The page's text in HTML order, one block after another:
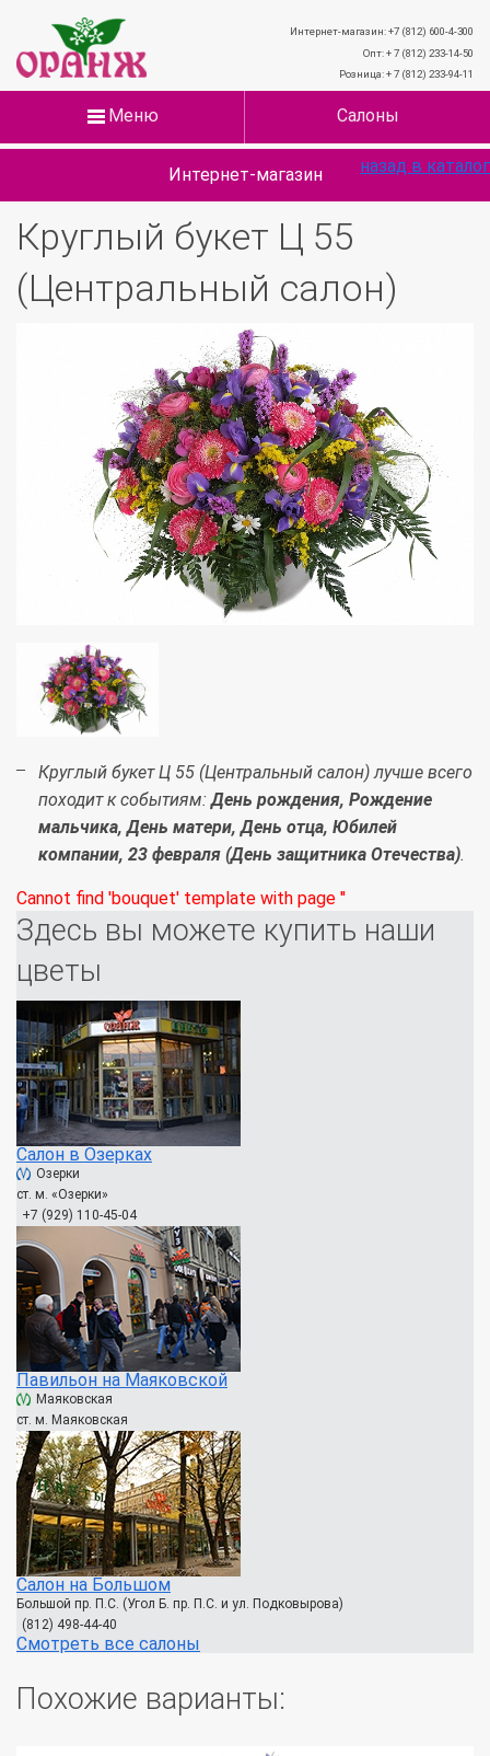
Интернет-магазин: +7 (812) 600-4-300
Опт: + 7 (812) 233-14-50
Розница: + 7 (812) 233-94-11
Меню Салоны
Интернет-магазин
Круглый букет Ц 55
(Центральный салон)
назад в каталог
Круглый букет Ц 55 (Центральный салон) лучше всего
походит к событиям:День рождения, Рождение
мальчика, День матери, День отца, Юбилей
компании, 23 февраля (День защитника Отечества).
Cannot find 'bouquet' template with page ''
Здесь вы можете купить наши
цветы
Салон в Озерках
Озерки
ст. м. «Озерки»
+7 (929) 110-45-04
Павильон на Маяковской
Маяковская
ст. м. Маяковская
Салон на Большом
Большой пр. П.С. (Угол Б. пр. П.С. и ул. Подковырова)
(812) 498-44-40
Смотреть все салоны
Похожие варианты: